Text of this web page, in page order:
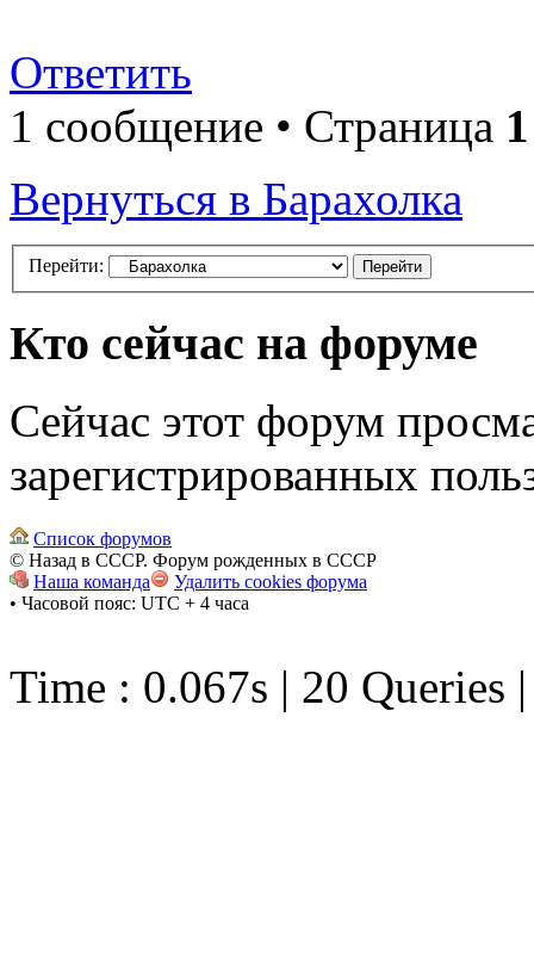
Ответить
1 сообщение • Страница 1
Вернуться в Барахолка
Перейти:
Кто сейчас на форуме
Сейчас этот форум
зарегистрированных
Список форумов
© Назад в СССР. Форум рожденных в СССР
Наша команда
Удалить cookies форума
• Часовой пояс: UTC + 4 часа
Time : 0.067s | 20 Queries